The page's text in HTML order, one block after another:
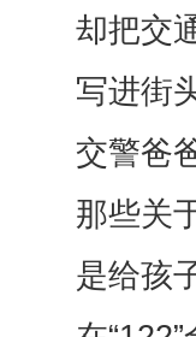
却把交
写进街
交警爸
那些关
是给孩